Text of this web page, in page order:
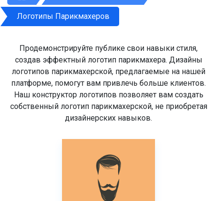
Логотипы Парикмахеров
Продемонстрируйте публике свои навыки стиля,
создав эффектный логотип парикмахера. Дизайны
логотипов парикмахерской, предлагаемые на нашей
платформе, помогут вам привлечь больше клиентов.
Наш конструктор логотипов позволяет вам создать
собственный логотип парикмахерской, не приобретая
дизайнерских навыков.